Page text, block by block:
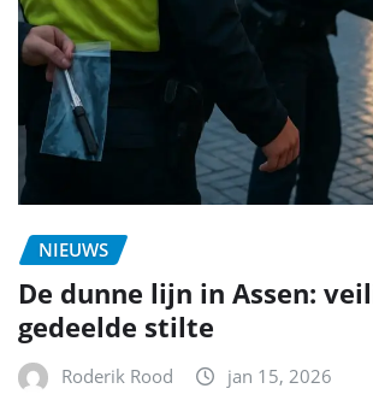
NIEUWS
De dunne lijn in Assen:
gedeelde stilte
Roderik Rood jan 15, 2026